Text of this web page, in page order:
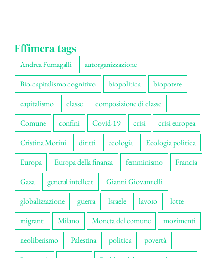
Effimera tags
Andrea Fumagalli
autorganizzazione
Bio-capitalismo cognitivo
biopolitica
biopotere
capitalismo
classe
composizione di classe
Comune
confini Covid-19 crisi
crisi europea
Cristina Morini
diritti ecologia
Ecologia politica
Europa
Europa della finanza femminismo
Francia
Gaza
general intellect
Gianni Giovannelli
globalizzazione
guerra Israele lavoro
lotte
migranti
Milano Moneta del comune
movimenti
neoliberismo
Palestina politica
povertà